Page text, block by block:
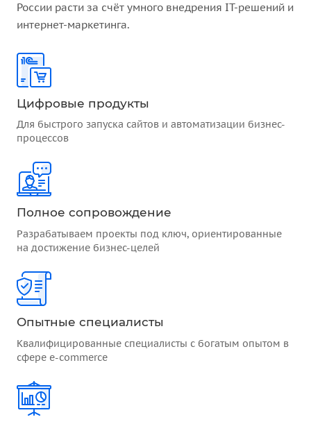
России расти за счёт умного внедрения IT-решений и
интернет-маркетинга.
Цифровые продукты
Для быстрого запуска сайтов и автоматизации бизнес-
процессов
Полное сопровождение
Разрабатываем проекты под ключ, ориентированные
на достижение бизнес-целей
Опытные специалисты
Квалифицированные специалисты с богатым опытом в
сфере e-commerce